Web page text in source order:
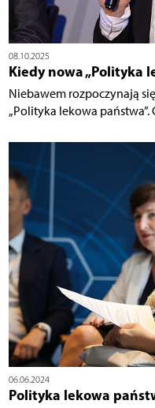
08.10.2025
Kiedy nowa „Polityka
Niebawem rozpoczynają
„Polityka lekowa państwa”.
06.06.2024
Polityka lekowa